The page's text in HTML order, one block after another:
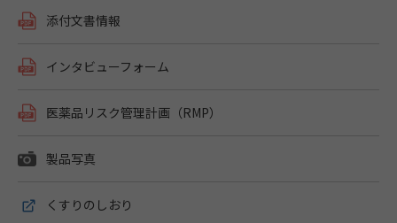
添付文書情報
インタビューフォーム
医薬品リスク管理計画（RMP）
製品写真
くすりのしおり